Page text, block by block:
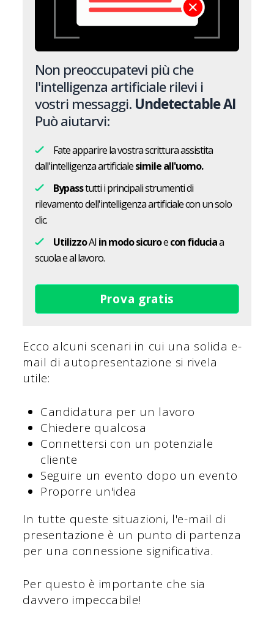
Non preoccupatevi più che
l'intelligenza artificiale rilevi i
vostri messaggi. Undetectable AI
Può aiutarvi:
Fate apparire la vostra scrittura assistita
dall'intelligenza artificialesimile all'uomo.
Bypasstutti i principali strumenti di
rilevamento dell'intelligenza artificiale con un solo
clic.
UtilizzoAI in modo sicuroecon fiduciaa
scuola e al lavoro.
Prova gratis
Ecco alcuni scenari in cui una solida e-
mail di autopresentazione si rivela
utile:
Candidatura per un lavoro
Chiedere qualcosa
Connettersi con un potenziale
cliente
Seguire un evento dopo un evento
Proporre un'idea
In tutte queste situazioni, l'e-mail di
presentazione è un punto di partenza
per una connessione significativa.
Per questo è importante che sia
davvero impeccabile!